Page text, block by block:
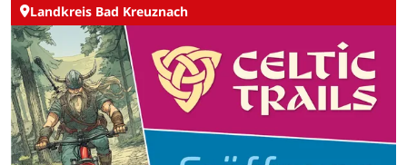
Landkreis Bad Kreuznach